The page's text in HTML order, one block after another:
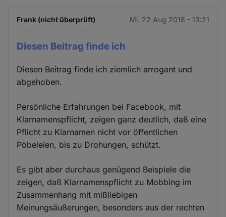
Frank (nicht überprüft) Mi. 22 Aug 2018 - 13:21
Diesen Beitrag finde ich
Diesen Beitrag finde ich ziemlich arrogant und
abgehoben.
Persönliche Erfahrungen bei Facebook, mit
Klarnamenspflicht, zeigen ganz deutlich, daß eine
Pflicht zu Klarnamen nicht vor öffentlichen
Pöbeleien, bis zu Drohungen, schützt.
Es gibt aber durchaus genügend Beispiele die
zeigen, daß Klarnamenspflicht zu Mobbing im
Zusammenhang mit mißliebigen
Meinungsäußerungen, besonders aus der rechten